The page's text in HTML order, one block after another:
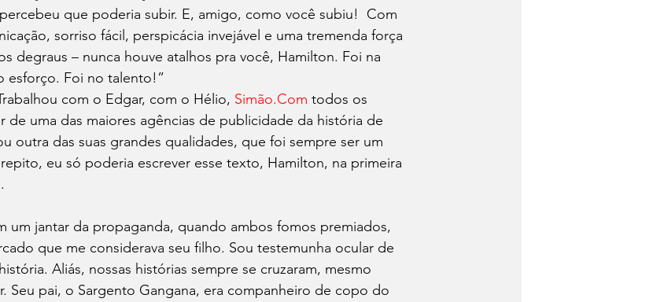
que poderia subir. E, amigo, como você subiu!  Com
sorriso fácil, perspicácia invejável e uma tremenda força
degraus – nunca houve atalhos pra você, Hamilton. Foi na
esforço. Foi no talento!”
com o Edgar, com o Hélio, Simão.Com todos os
de uma das maiores agências de publicidade da história de
outra das suas grandes qualidades, que foi sempre ser um
eu só poderia escrever esse texto, Hamilton, na primeira
um jantar da propaganda, quando ambos fomos premiados,
que me considerava seu filho. Sou testemunha ocular de
Aliás, nossas histórias sempre se cruzaram, mesmo
Seu pai, o Sargento Gangana, era companheiro de copo do